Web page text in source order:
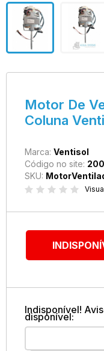
Motor De
Coluna
Marca: Ventisol
Código no site:
SKU:
Indisponível!
disponível: